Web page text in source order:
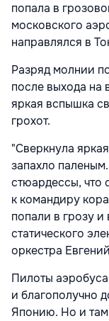
попала в
московского
направлялся в
Разряд молнии
после выхода на
яркая вспышка
грохот.
"Сверкнула
запахло
стюардессы, что
к командиру
попали в грозу
статического
оркестра
Пилоты
и благополучно
Японию. Но и там